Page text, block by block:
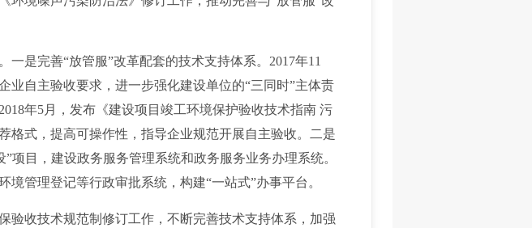
是完善“放管服”改革配套的技术支持体系。2017年11
业自主验收要求，进一步强化建设单位的“三同时”主体责
年5月，发布《建设项目竣工环境保护验收技术指南 污
格式，提高可操作性，指导企业规范开展自主验收。二是
项目，建设政务服务管理系统和政务服务业务办理系统。
管理登记等行政审批系统，构建“一站式”办事平台。
收技术规范制修订工作，不断完善技术支持体系，加强